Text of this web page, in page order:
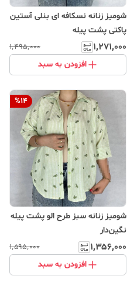
شومیز زنانه نسکافه ای بنلی آستین
پاکتی پشت پیله
۱٬۲۷۱٬۰۰۰ ۱٬۴۹۵٬۰۰۰
افزودن به سبد
%14
شومیز زنانه سبز طرح الو پشت پیله
نگین‌دار
۱٬۳۵۶٬۰۰۰ ۱٬۵۹۵٬۰۰۰
افزودن به سبد